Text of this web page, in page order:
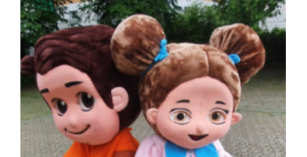
Schulen
Kultur und Schule
home Impressum Datenschutz Kontakt